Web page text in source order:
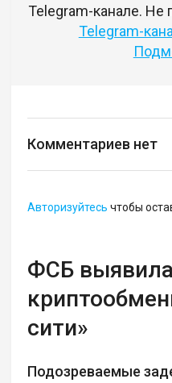
Telegram-канале. Не
Telegram-
Комментариев нет
Авторизуйтесь чтобы
ФСБ
сити»
Подозреваемые